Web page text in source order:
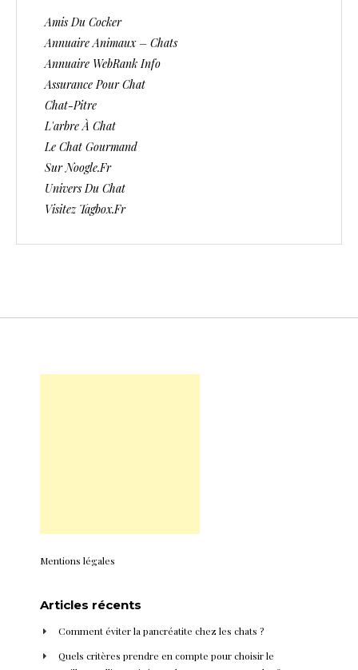
Amis Du Cocker
Annuaire Animaux – Chats
Annuaire WebRank Info
Assurance Pour Chat
Chat-Pitre
L'arbre À Chat
Le Chat Gourmand
Sur Noogle.fr
Univers Du Chat
Visitez Tagbox.fr
Mentions légales
Articles récents
Comment éviter la pancréatite chez les chats ?
Quels critères prendre en compte pour choisir le